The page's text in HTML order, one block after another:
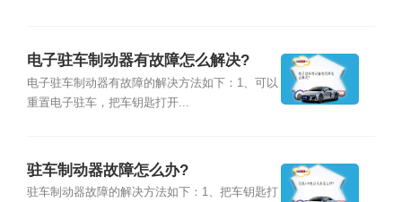
电子驻车制动器有故障怎么解决?
电子驻车制动器有故障的解决方法如下：1、可以
重置电子驻车，把车钥匙打开...
驻车制动器故障怎么办?
驻车制动器故障的解决方法如下：1、把车钥匙打